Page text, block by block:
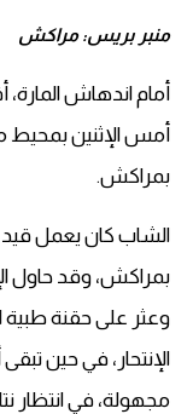
منبر بريس: مراكش
أمام اندهاش
أمس الإثنين
بمراكش.
الشاب كان يعمل قيد
بمراكش، وقد حاول
وعثر على حقنة طبية
الإنتحار، في حين
مجهولة، في انتظار